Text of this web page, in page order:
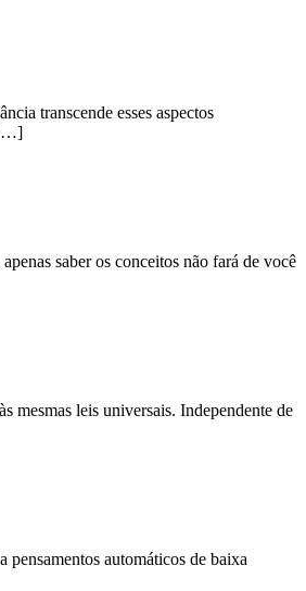
transcende esses aspectos
[…]
saber os conceitos não fará de você
mesmas leis universais. Independente de
pensamentos automáticos de baixa